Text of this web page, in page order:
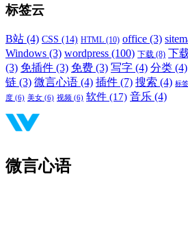
标签云
B站 (4) CSS (14) HTML (10) office (3)
Windows (3) wordpress (100) 下载 (8) 下
(3) 免插件 (3) 免费 (3) 写字 (4) 分类 (4)
链 (3) 微言心语 (4) 插件 (7) 搜索 (4) 标签
度 (6) 美女 (6) 视频 (6) 软件 (17) 音乐 (4)
微言心语